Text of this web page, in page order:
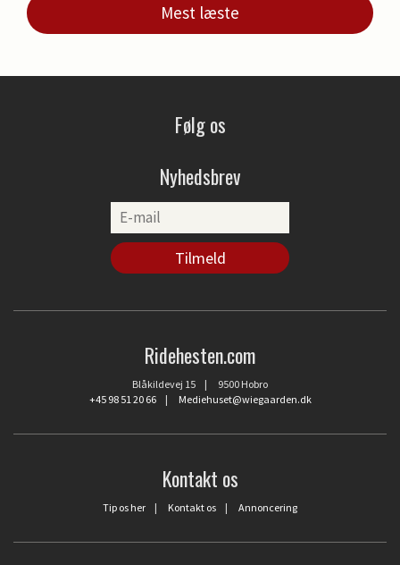
Mest læste
Følg os
Nyhedsbrev
Ridehesten.com
Blåkildevej 15 | 9500 Hobro
+45 98 51 20 66| Mediehuset@wiegaarden.dk
Kontakt os
Tip os her | Kontakt os | Annoncering